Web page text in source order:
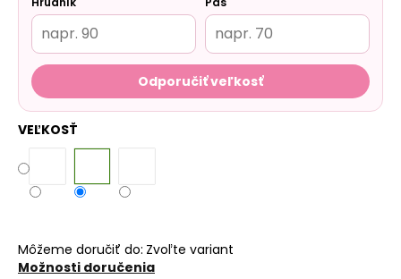
Odporučiť veľkosť
VEĽKOSŤ
Môžeme doručiť do: Zvoľte variant
Možnosti doručenia